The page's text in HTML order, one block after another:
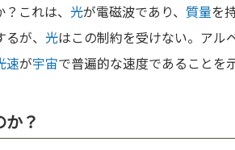
これは、 光が電磁波であり、 質量を
が、 光はこの制約を受けない。アル
速が宇宙で普遍的な速度であることを
？